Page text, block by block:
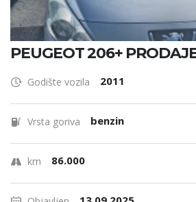
PEUGEOT 206+
Godište vozila 2011
Vrsta goriva benzin
km 86.000